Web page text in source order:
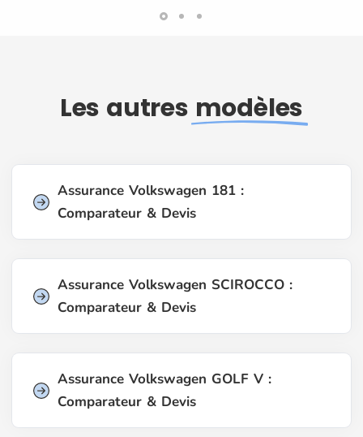
Les autres modèles
Assurance Volkswagen 181 :
Comparateur & Devis
Assurance Volkswagen SCIROCCO :
Comparateur & Devis
Assurance Volkswagen GOLF V :
Comparateur & Devis